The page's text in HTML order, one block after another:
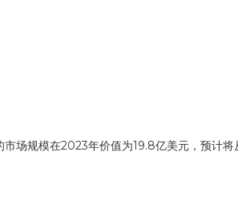
场规模在2023年价值为19.8亿美元，预计